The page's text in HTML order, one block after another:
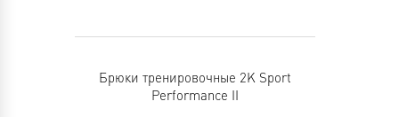
Брюки тренировочные 2K Sport
Performance II